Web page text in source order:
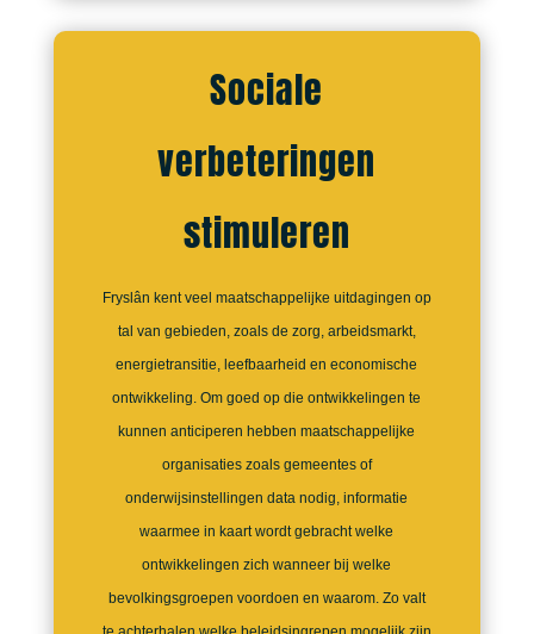
Sociale
verbeteringen
stimuleren
Fryslân kent veel maatschappelijke uitdagingen op
tal van gebieden, zoals de zorg, arbeidsmarkt,
energietransitie, leefbaarheid en economische
ontwikkeling. Om goed op die ontwikkelingen te
kunnen anticiperen hebben maatschappelijke
organisaties zoals gemeentes of
onderwijsinstellingen data nodig, informatie
waarmee in kaart wordt gebracht welke
ontwikkelingen zich wanneer bij welke
bevolkingsgroepen voordoen en waarom. Zo valt